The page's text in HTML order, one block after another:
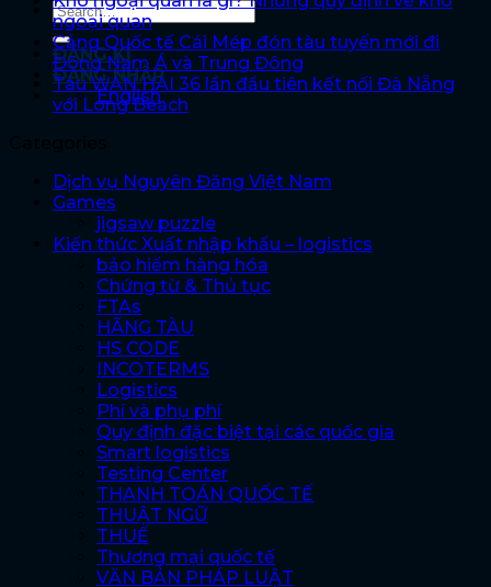
ĐĂNG KÍ
ĐĂNG NHẬP
English
ngoại quan
Cảng Quốc tế Cái Mép đón tàu tuyến mới đi
Đông Nam Á và Trung Đông
Tàu WAN HAI 36 lần đầu tiên kết nối Đà Nẵng
với Long Beach
Dịch vụ Nguyên Đăng Việt Nam
Games
jigsaw puzzle
Kiến thức Xuất nhập khẩu – logistics
bảo hiểm hàng hóa
Chứng từ & Thủ tục
FTAs
HÃNG TÀU
HS CODE
INCOTERMS
Logistics
Phí và phụ phí
Quy định đặc biệt tại các quốc gia
Smart logistics
Testing Center
THANH TOÁN QUỐC TẾ
THUẬT NGỮ
THUẾ
Thương mại quốc tế
VĂN BẢN PHÁP LUẬT